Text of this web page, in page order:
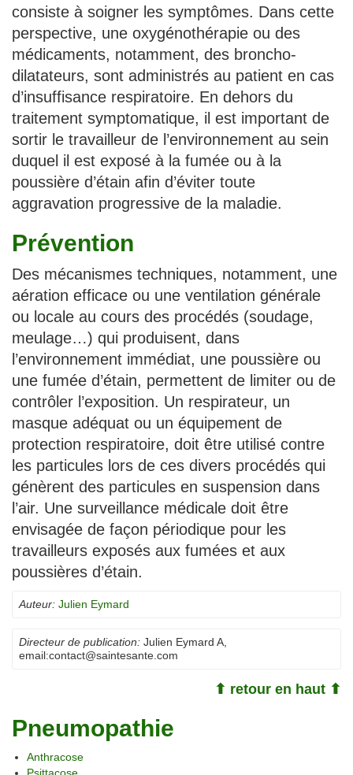
consiste à soigner les symptômes. Dans cette
perspective, une oxygénothérapie ou des
médicaments, notamment, des broncho-
dilatateurs, sont administrés au patient en cas
d’insuffisance respiratoire. En dehors du
traitement symptomatique, il est important de
sortir le travailleur de l’environnement au sein
duquel il est exposé à la fumée ou à la
poussière d’étain afin d’éviter toute
aggravation progressive de la maladie.
Prévention
Des mécanismes techniques, notamment, une
aération efficace ou une ventilation générale
ou locale au cours des procédés (soudage,
meulage…) qui produisent, dans
l’environnement immédiat, une poussière ou
une fumée d’étain, permettent de limiter ou de
contrôler l’exposition. Un respirateur, un
masque adéquat ou un équipement de
protection respiratoire, doit être utilisé contre
les particules lors de ces divers procédés qui
génèrent des particules en suspension dans
l’air. Une surveillance médicale doit être
envisagée de façon périodique pour les
travailleurs exposés aux fumées et aux
poussières d’étain.
Auteur: Julien Eymard
Directeur de publication: Julien Eymard A
email:contact@saintesante.com
⬆ retour en haut ⬆
Pneumopathie
Anthracose
Psittacose